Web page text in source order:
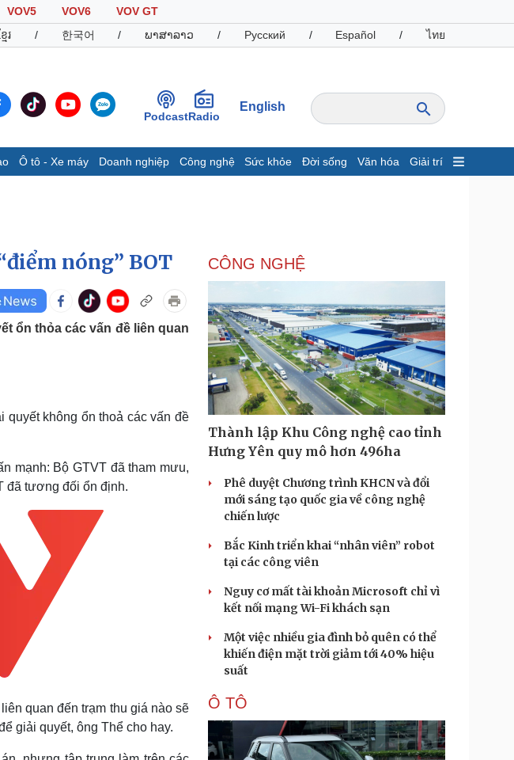
VOV5 VOV6
VOV GT
ែរ / 한국어 / ພາສາລາວ / Русский / Español / ไทย
PodcastRadio
English
Ô tô - Xe máy Doanh nghiệp Công nghệ Sức khỏe Đời sống Văn hóa Giải trí
E-Magazine
Infographic
Giá cà phê
tô - Xe máy
Doanh nghiệp
Thông tin doanh nghiệp
Doanh nghiệp 24h
Doanh nhân
Vì cộng đồng
Công nghệ
Sành điệu
Tin Công nghệ
Trải nghiệm
Chuyển đổi số
sĩ
Sao Việt
Podcast
Đọc truyện đêm khuya
Cửa sổ tình yêu
nóng” BOT
ổn thỏa các vấn đề liên quan
quyết không ổn thoả các vấn đề
mạnh: Bộ GTVT đã tham mưu,
đã tương đối ổn định.
quan đến trạm thu giá nào sẽ
giải quyết, ông Thể cho hay.
CÔNG NGHỆ
Thành lập Khu Công nghệ cao tỉnh
Hưng Yên quy mô hơn 496ha
Phê duyệt Chương trình KHCN và đổi
mới sáng tạo quốc gia về công nghệ
chiến lược
Bắc Kinh triển khai “nhân viên” robot
tại các công viên
Nguy cơ mất tài khoản Microsoft chỉ vì
kết nối mạng Wi-Fi khách sạn
Một việc nhiều gia đình bỏ quên có thể
khiến điện mặt trời giảm tới 40% hiệu
suất
Ô TÔ